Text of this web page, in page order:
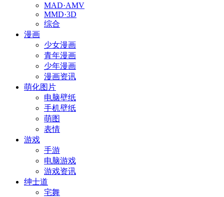
MAD·AMV
MMD·3D
综合
漫画
少女漫画
青年漫画
少年漫画
漫画资讯
萌化图片
电脑壁纸
手机壁纸
萌图
表情
游戏
手游
电脑游戏
游戏资讯
绅士道
宅舞